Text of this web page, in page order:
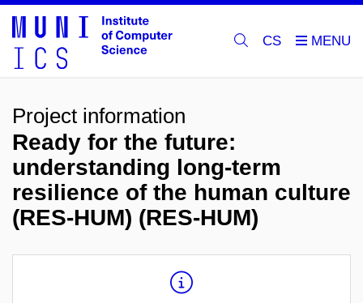
CS
Project information
Ready for the future:
understanding long-term
resilience of the human culture
(RES-HUM) (RES-HUM)